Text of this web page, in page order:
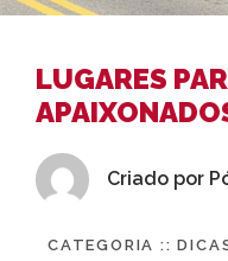
LUGARES
Criado por
CATEGORIA ::